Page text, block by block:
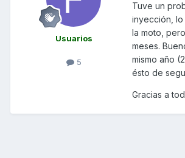
Usuarios
5
Tuve un
inyección,
la moto,
meses.
mismo año
ésto de
Gracias a